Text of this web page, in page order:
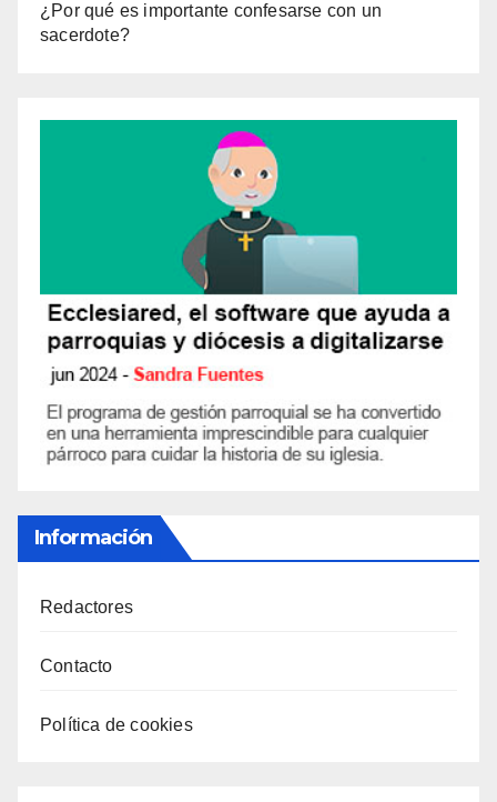
¿Por qué es importante confesarse con un
sacerdote?
Información
Redactores
Contacto
Política de cookies